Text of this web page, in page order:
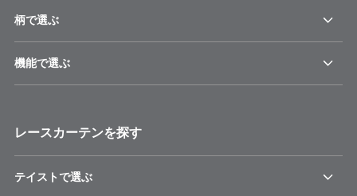
柄で選ぶ
機能で選ぶ
レースカーテンを探す
テイストで選ぶ